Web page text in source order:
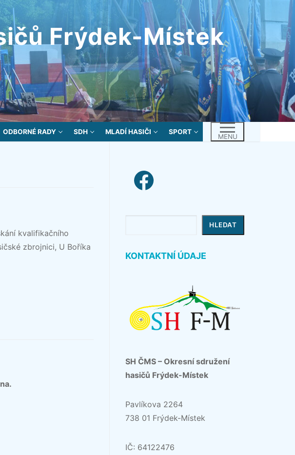
Frýdek-Místek
ODBORNÉ RADY SDH MLADÍ HASIČI SPORT
MENU
kvalifikačního
zbrojnici, U Boříka
facebook link
HLEDAT
KONTAKTNÍ ÚDAJE
SH ČMS – Okresní sdružení
hasičů Frýdek-Místek
Pavlíkova 2264
738 01 Frýdek-Místek
IČ: 64122476